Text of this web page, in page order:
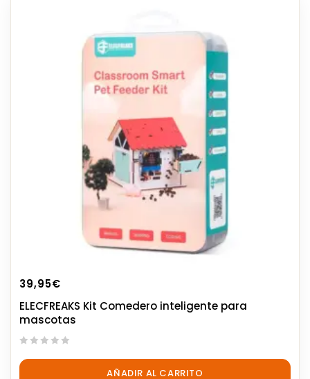
39,95€
ELECFREAKS Kit Comedero inteligente para
mascotas
out
AÑADIR AL CARRITO